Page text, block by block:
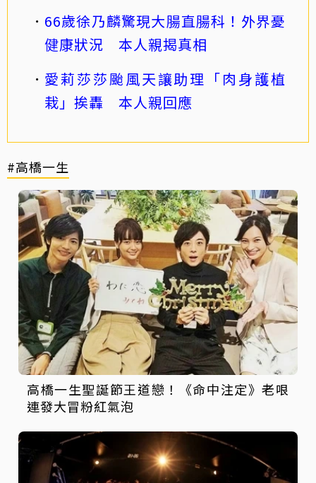
66歲徐乃麟驚現大腸直腸科！外界憂
健康狀況 本人親揭真相
愛莉莎莎颱風天讓助理「肉身護植
栽」挨轟 本人親回應
#高橋一生
高橋一生聖誕節王道戀！《命中注定》老哏
連發大冒粉紅氣泡